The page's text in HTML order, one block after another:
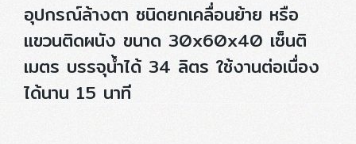
อุปกรณ์ล้างตา ชนิดยกเคลื่อนย้าย หรือ
แขวนติดผนัง ขนาด 30x60x40 เซ็นติ
เมตร บรรจุน้ำได้ 34 ลิตร ใช้งานต่อเนื่อง
ได้นาน 15 นาที